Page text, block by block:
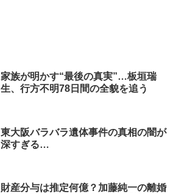
家族が明かす“最後の真実”…板垣瑞
生、行方不明78日間の全貌を追う
東大阪バラバラ遺体事件の真相の闇が
深すぎる…
財産分与は推定何億？加藤純一の離婚